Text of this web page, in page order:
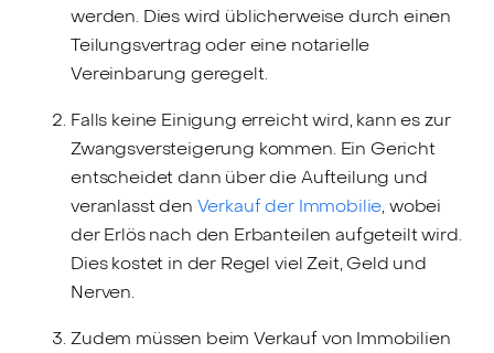
werden. Dies wird üblicherweise durch einen
Teilungsvertrag oder eine notarielle
Vereinbarung geregelt.
Falls keine Einigung erreicht wird, kann es zur
Zwangsversteigerung kommen. Ein Gericht
entscheidet dann über die Aufteilung und
veranlasst den Verkauf der Immobilie, wobei
der Erlös nach den Erbanteilen aufgeteilt wird.
Dies kostet in der Regel viel Zeit, Geld und
Nerven.
Zudem müssen beim Verkauf von Immobilien